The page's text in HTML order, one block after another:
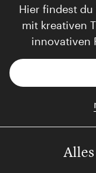
Hier findest
mit kreativen
innovativen